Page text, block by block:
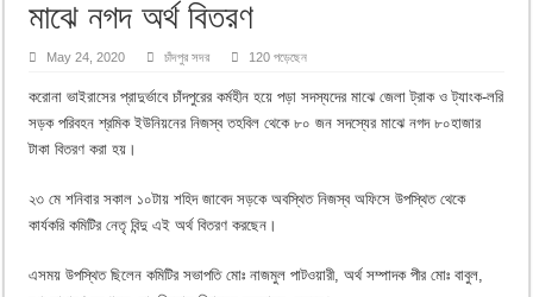
মাঝে নগদ অর্থ বিতরণ
May 24, 2020 চাঁদপুর সদর 120 পড়েছেন
করোনা ভাইরাসের প্রাদুর্ভাবে চাঁদপুরের কর্মহীন হয়ে পড়া সদস্যদের মাঝে জেলা ট্রাক ও ট্যাংক-লরি
সড়ক পরিবহন শ্রমিক ইউনিয়নের নিজস্ব তহবিল থেকে ৮০ জন সদস্যের মাঝে নগদ ৮০হাজার
টাকা বিতরণ করা হয়।
২৩ মে শনিবার সকাল ১০টায় শহিদ জাবেদ সড়কে অবস্থিত নিজস্ব অফিসে উপস্থিত থেকে
কার্যকরি কমিটির নেতৃ বিন্দু এই অর্থ বিতরণ করছেন।
এসময় উপস্থিত ছিলেন কমিটির সভাপতি মোঃ নাজমুল পাটওয়ারী, অর্থ সম্পাদক পীর মোঃ বাবুল,